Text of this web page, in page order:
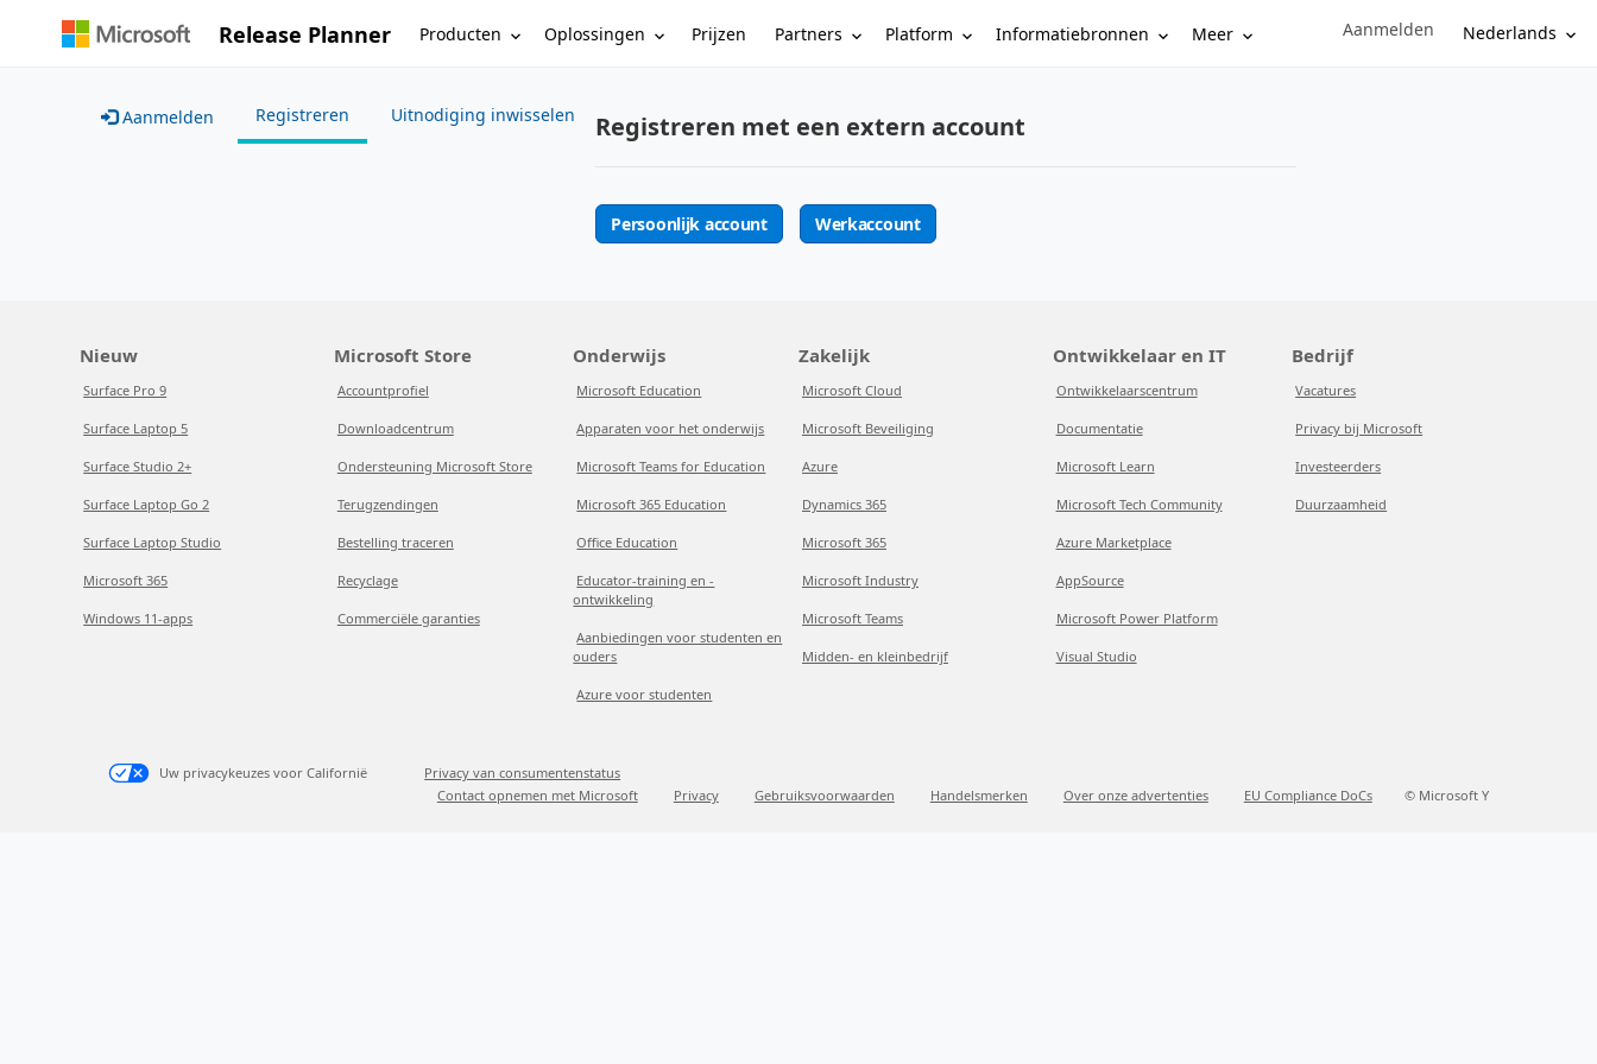
Release Planner Producten Oplossingen Prijzen Partners Platform Informatiebronnen Meer Sign in to your account
Aanmelden Nederlands
Aanmelden Registreren Uitnodiging inwisselen Registreren met een extern account
Persoonlijk account Werkaccount
Nieuw
Surface Pro 9
Surface Laptop 5
Surface Studio 2+
Surface Laptop Go 2
Surface Laptop Studio
Microsoft 365
Windows 11-apps
Microsoft Store
Accountprofiel
Downloadcentrum
Ondersteuning Microsoft Store
Terugzendingen
Bestelling traceren
Recyclage
Commerciële garanties
Onderwijs
Microsoft Education
Apparaten voor het onderwijs
Microsoft Teams for Education
Microsoft 365 Education
Office Education
Educator-training en -
ontwikkeling
Aanbiedingen voor studenten en
ouders
Azure voor studenten
Zakelijk
Microsoft Cloud
Microsoft Beveiliging
Azure
Dynamics 365
Microsoft 365
Microsoft Industry
Microsoft Teams
Midden- en kleinbedrijf
Ontwikkelaar en IT
Ontwikkelaarscentrum
Documentatie
Microsoft Learn
Microsoft Tech Community
Azure Marketplace
AppSource
Microsoft Power Platform
Visual Studio
Bedrijf
Vacatures
Privacy bij Microsoft
Investeerders
Duurzaamheid
Uw privacykeuzes voor Californië
Privacy van consumentenstatus
Contact opnemen met Microsoft
Privacy Gebruiksvoorwaarden Handelsmerken Over onze advertenties EU Compliance DoCs © Microsoft Y